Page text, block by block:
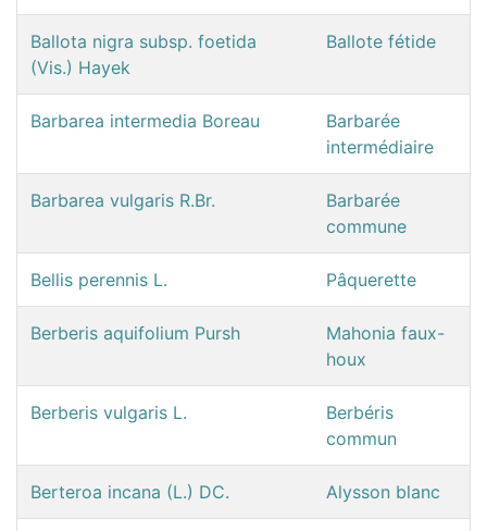
Ballota nigra subsp. foetida
(Vis.) Hayek
Ballote fétide
Barbarea intermedia Boreau
Barbarée
intermédiaire
Barbarea vulgaris R.Br.
Barbarée
commune
Bellis perennis L. Pâquerette
Berberis aquifolium Pursh
Mahonia faux-
houx
Berberis vulgaris L.
Berbéris
commun
Berteroa incana (L.) DC. Alysson blanc